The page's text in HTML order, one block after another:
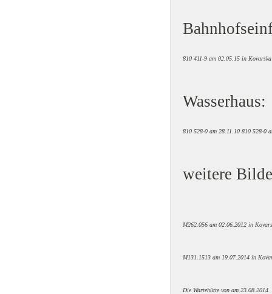
810 411-9 am 02.05.15 in Kovarska
Wasserhaus:
810 528-0 am 28.11.10 810 528-0
weitere
M262.056 am 02.06.2012 in
M131.1513 am 19.07.2014 in
Die Wartehütte von am 23.08.2014